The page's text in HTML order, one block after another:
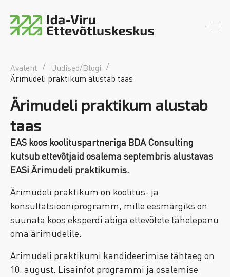
Avaleht / Uudised/Blogi /
Ärimudeli praktikum alustab taas
Ärimudeli praktikum alustab
taas
EAS koos koolituspartneriga BDA Consulting
kutsub ettevõtjaid osalema septembris alustavas
EASi Ärimudeli praktikumis.
Ärimudeli praktikum on koolitus- ja
konsultatsiooniprogramm, mille eesmärgiks on
suunata koos eksperdi abiga ettevõtete tähelepanu
oma ärimudelile.
Ärimudeli praktikumi kandideerimise tähtaeg on
10. august. Lisainfot programmi ja osalemise